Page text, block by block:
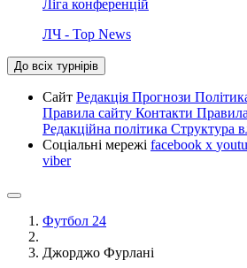
Ліга конференцій
ЛЧ - Top News
До всіх турнірів
Сайт Редакція Прогнози
Правила сайту Контакти
Редакційна політика Структура
Соціальні мережі facebook x
viber
Футбол 24
Джорджо Фурлані